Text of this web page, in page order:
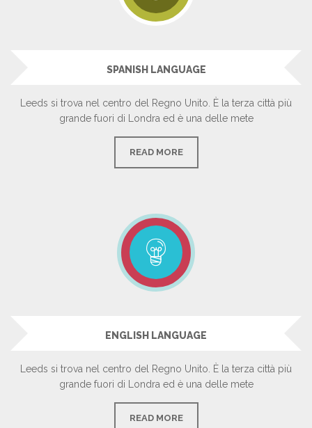
SPANISH LANGUAGE
Leeds si trova nel centro del Regno Unito. È la terza città più
grande fuori di Londra ed è una delle mete
READ MORE
ENGLISH LANGUAGE
Leeds si trova nel centro del Regno Unito. È la terza città più
grande fuori di Londra ed è una delle mete
READ MORE